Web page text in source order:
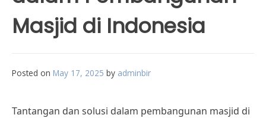
Masjid di Indonesia
Posted on May 17, 2025 by adminbir
Tantangan dan solusi dalam pembangunan masjid di